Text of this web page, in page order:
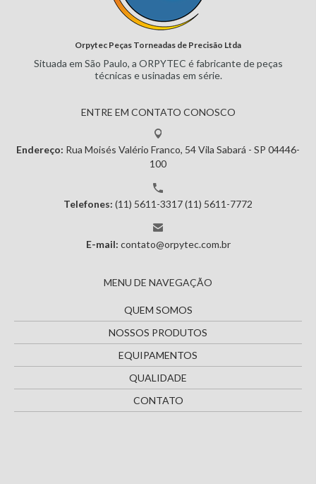
Orpytec Peças Torneadas de Precisão Ltda
Situada em São Paulo, a ORPYTEC é fabricante de peças
técnicas eusinadas em série.
ENTRE EM CONTATO CONOSCO
Endereço: Rua Moisés Valério Franco, 54Vila Sabará - SP 04446-
100
Telefones: (11) 5611-3317(11) 5611-7772
E-mail: contato@orpytec.com.br
MENU DE NAVEGAÇÃO
QUEM SOMOS
NOSSOS PRODUTOS
EQUIPAMENTOS
QUALIDADE
CONTATO